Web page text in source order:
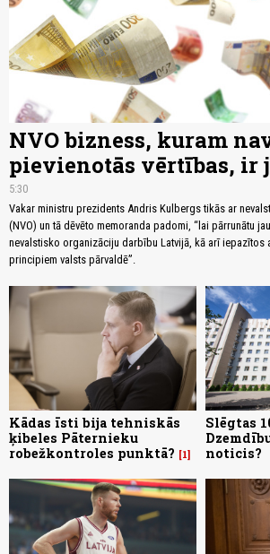
NVO bizness, kuram
pievienotās vērtības, ir
5:30
Vakar ministru prezidents Andris Kulbergs tikās ar
(NVO) un tā dēvēto memoranda padomi, “lai pārrunātu
nevalstisko organizāciju darbību Latvijā, kā arī iepazītos
principiem valsts pārvaldē”.
Kādas īsti bija tehniskās
ķibeles Pāternieku
robežkontroles punktā?
1
Slēgtas
noticis?